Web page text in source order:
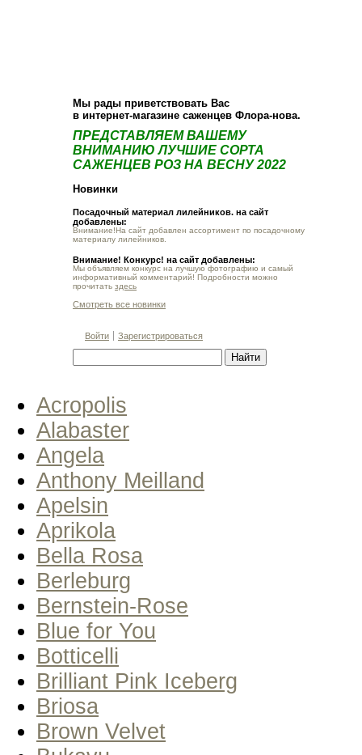
Мы рады приветствовать Вас
в интернет-магазине саженцев Флора-нова.
ПРЕДСТАВЛЯЕМ ВАШЕМУ
ВНИМАНИЮ ЛУЧШИЕ СОРТА
САЖЕНЦЕВ РОЗ НА ВЕСНУ 2022
Новинки
Посадочный материал лилейников. на сайт
добавлены:
Внимание!На сайт добавлен ассортимент по посадочному
материалу лилейников.
Внимание! Конкурс! на сайт добавлены:
Мы объявляем конкурс на лучшую фотографию и самый
информативный комментарий! Подробности можно
прочитать здесь
Смотреть все новинки
Войти Зарегистрироваться
Acropolis
Alabaster
Angela
Anthony Meilland
Apelsin
Aprikola
Bella Rosa
Berleburg
Bernstein-Rose
Blue for You
Botticelli
Brilliant Pink Iceberg
Briosa
Brown Velvet